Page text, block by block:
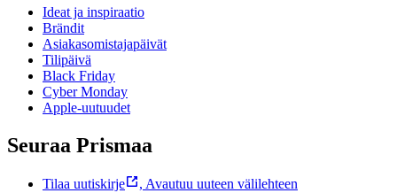
Ideat ja inspiraatio
Brändit
Asiakasomistajapäivät
Tilipäivä
Black Friday
Cyber Monday
Apple-uutuudet
Seuraa Prismaa
Tilaa uutiskirje , Avautuu uuteen välilehteen